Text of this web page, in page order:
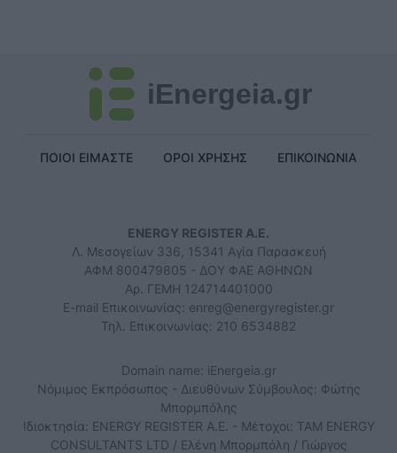
iEnergeia.gr
ΠΟΙΟΙ ΕΙΜΑΣΤΕ ΟΡΟΙ ΧΡΗΣΗΣ ΕΠΙΚΟΙΝΩΝΙΑ
ENERGY REGISTER Α.Ε.
Λ. Μεσογείων 336, 15341 Αγία Παρασκευή
ΑΦΜ 800479805 - ΔΟΥ ΦΑΕ ΑΘΗΝΩΝ
Αρ. ΓΕΜΗ 124714401000
E-mail Επικοινωνίας: enreg@energyregister.gr
Τηλ. Επικοινωνίας: 210 6534882
Domain name: iEnergeia.gr
Νόμιμος Εκπρόσωπος - Διευθύνων Σύμβουλος: Φώτης
Μπορμπόλης
Ιδιοκτησία: ENERGY REGISTER Α.Ε. - Μέτοχοι: TAM ENERGY
CONSULTANTS LTD / Ελένη Μπορμπόλη / Γιώργος